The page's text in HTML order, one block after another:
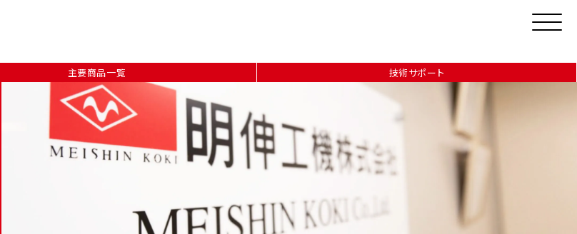
主要商品一覧 技術サポート